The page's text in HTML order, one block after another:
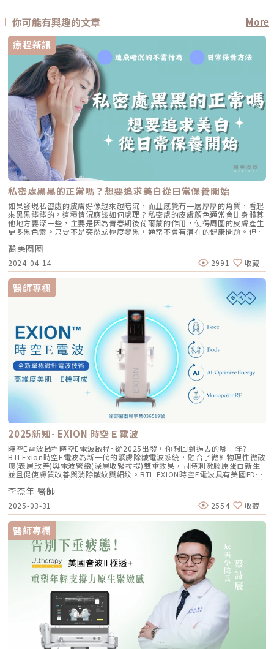
你可能有興趣的文章
More
療程新訊
私密處黑黑的正常嗎？想要追求美白從日常保養開始
如果發現私密處的皮膚好像越來越暗沉，而且感覺有一層厚厚的角質，看起
來黑黑髒髒的，這種情況應該如何處理？私密處的皮膚顏色通常會比身體其
他地方要深一些，主要是因為青春期後荷爾蒙的作用，使得周圍的皮膚產生
更多黑色素。只要不是突然或極度變黑，通常不會有潛在的健康問題。但如
果你發現自己的私密處一天比一天更暗，最好還是盡快諮詢醫師。我們了解
許多女性會面臨私密處黑黑的困擾，因此將解析私密處暗沉的不當行為和提
供日常保養的對策，另外，我們也會探討私密處日常美白方式有哪些？讓各
位讀者更了解如何應對這個問題。要小心這些造成私密處暗沈的不當行為！
經常穿緊身內褲、丁字褲或牛仔褲，讓布料頻繁摩擦私密處和胯下，這樣會
導致皮膚受到刺激，容易讓私處變暗沉，應選擇合適的衣物材質和尺寸，減
少對皮膚的摩擦。同樣地，如果自己除毛時方法不當，容易引起毛囊發炎，
進而導致私處暗沈的情況，如果遇到嚴重的毛囊發炎情況，建議尋求專業醫
師，以確保私密處健康和獲得理想的美化效果。長時間久坐使得私密處經常
處於悶熱狀態，再加上布料的反覆摩擦，也會對皮膚造成不利影響，建議應
定期活動身體，讓私密處得到通風。另外，過度清潔私密處反而會降低皮膚
的保護力，增加黑色素沈澱的機會，只要我們注意這些細節，就能夠維持私
密處的健康和光澤。私密處日常保養的對策女性私密處的皮膚比較嬌嫩敏
感，一般的美白保養品可能會造成刺激。因此，在考慮美白前，最重要的是
先確保私密處的健康。尤其女性的生理結構與男性不同，女性的陰部位於身
體內部，因此清潔需更加細心。由於尿道和陰道口位置靠近，再加上生理期
的關係，私密處容易悶熱和感染。如果分泌物出現異常，要特別留意是否有
陰道感染的情況。 使用溫和清潔產品：挑選不刺激、不含香精或其他刺激
成分的清潔用品來清洗私密處。 私密處保持通風：盡量避免穿著緊身長褲
或安全褲等不透氣的衣物，這樣可以幫助防止私密處變得暗沈。 不要過度
清潔陰道：不需要使用特別的清潔產品清洗陰道內部，因為身體本身可以自
行調節陰道的環境。 維持規律的生活作息：保持健康的生活作息有助於增
強免疫系統，進而幫助陰道內的健康菌叢維持平衡。 注意安全性行為：避
免性行為中感染性病，這樣可以預防陰道炎的發生。打造私密處美白的日常
保養方法私密處美白的方法中，實際上最快的選擇是到專業醫美診所接受雷
射治療。但考慮到施打部位的敏感性，如果尚未克服心理障礙或有預算上的
考量，可以先從日常飲食和保養品入手，逐步進行私密處美白護理。由於私
密處皮膚較為脆弱，建議選擇不含香精、防腐劑或強力清潔劑如SLS、SLES
等人工合成成分的清潔產品。女性陰道維持較酸性的環境有助於健康，因此
選擇PH值約為4.0到4.5左右的清潔產品更符合私密處肌膚的酸鹼值。在清
潔外陰部時，可加水稀釋溫和的清潔產品，切忌過度清潔內陰道。一些含有
豐富維生素C的抗氧化食物對私密處美白有良好的作用，包含蔓越莓、芭
樂、柑橘類水果、奇異果、草莓等。此外，攝取維生素B和C，以及益生
菌，也對促進私密處的美白有益。每天保持充足的水分攝取，建議飲用
2,000CC的水，也是維持皮膚健康的重要一環。小編提醒，在開始私密處日
常美白前，需要明白一點，即便吃下再多美白食物或使用美白產品，也無法
讓皮膚比原來更白。這些產品的作用是以循序漸進的方式，讓暗沈的皮膚漸
漸恢復到原本的色調，而不是變得更白。而且需要持續使用2到3個月才能看
到效果，因此要耐心等待喔。延伸閱讀：私密處美白不藏私妙招！揭開私密
處暗沉4大根源★溫馨提醒★小編要提醒大家，醫療並非單純的商業交易，
所有的療程都伴隨著風險。因此，作為消費者應該謹慎選擇合適的醫療方
案，以確保安全與健康。
醫美圈圈
2024-04-14 2991 收藏
醫師專欄
2025新知- EXION 時空Ｅ電波
時空E電波啟程時空E電波啟程~從2025出發，你想回到過去的哪一年?
BTLExion時空E電波為新一代的緊膚除皺電波系統，融合了微針物理性微破
壞(表層改善)與電波緊緻(深層收緊拉提)雙重效果，同時刺激膠原蛋白新生
並且促使膚質改善與消除皺紋與細紋。BTL EXION時空E電波具有美國FDA
與台灣衛生福利部認證，核可適應症為皺紋與細紋，因此非常適合想要改善
膚質與緊膚除皺的族群。除了消除皺紋之外，杰膚美李院長更獨創提出
「Soft Lift 8多層次治療技術」兼顧舒適的同時，卻超越其他微針電波，甚
至對收緊筋膜、改善肉肉臉的效果更勝鳳凰。時空E電波為什麼能做到？原
理有什麼特別之處?本文深入為你介紹。單極微針電波，低痛感治療深度更
深BTL Exion時空E電波為單極微針電波(市場上大多的微針電波為雙極設
計)，治療時需在人體上貼上導電片，使得治療探頭發出的能量能夠一致性
的往深層肌底發送，不會像雙極電波無法抵達肌膚深層。因為單極細針插入
肌膚後才放電，表皮不會造成熱傷害，能量卻能精準傳到深層，比起同樣是
單極的鳳凰電波，加熱更有效率的同時，痛感卻大幅降低。而表面沒有加熱
的特性，甚至連敏感肌也可以適用。（圖／杰膚美診所-李杰年醫師提供）
具有AI專利偵測技術，穩定安全的能量輸出由於微針針電波輸出會受阻抗影
響，導致微針電波的輸出能量會不均勻、不穩定，然而BTL EXION時空E電
波具有專利AI技術，能夠在輸出脈衝時，在毫秒內偵測阻抗並且完成AI計
算，自動根據阻抗調整脈衝時間，以達到適合的輸出能量，減少多餘的組織
傷害。（圖／杰膚美診所-李杰年醫師提供）專利延伸模式(Extended
Mode)，最深治療深度可達8mmBTL EXION超越了以往電波的治療深度，
鳳凰電波的治療深度只有4.3mm，他牌微針電波最深治療目前也只有
4mm，然而BTL時空E電波獨家的延伸模式(Extended Mode)，由針尖再往
下多了4mm的加熱深度，配合最深4mm的進針，最深可達8mm (4+4)深入
李杰年 醫師
2025-03-31 2554 收藏
醫師專欄